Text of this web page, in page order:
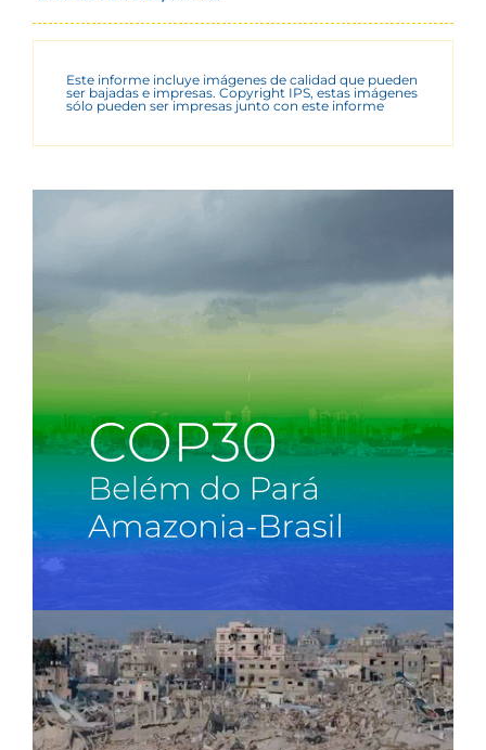
Este informe incluye imágenes de calidad que pueden
ser bajadas e impresas. Copyright IPS, estas imágenes
sólo pueden ser impresas junto con este informe